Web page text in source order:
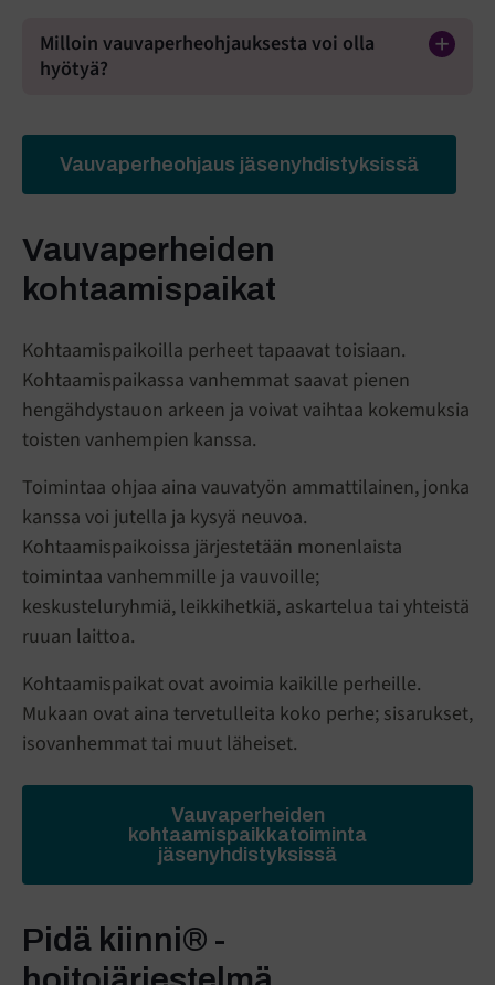
Milloin vauvaperheohjauksesta voi olla
hyötyä?
Vauvaperheohjaus jäsenyhdistyksissä
Vauvaperheiden
kohtaamispaikat
Kohtaamispaikoilla perheet tapaavat toisiaan.
Kohtaamispaikassa vanhemmat saavat pienen
hengähdystauon arkeen ja voivat vaihtaa kokemuksia
toisten vanhempien kanssa.
Toimintaa ohjaa aina vauvatyön ammattilainen, jonka
kanssa voi jutella ja kysyä neuvoa.
Kohtaamispaikoissa järjestetään monenlaista
toimintaa vanhemmille ja vauvoille;
keskusteluryhmiä, leikkihetkiä, askartelua tai yhteistä
ruuan laittoa.
Kohtaamispaikat ovat avoimia kaikille perheille.
Mukaan ovat aina tervetulleita koko perhe; sisarukset,
isovanhemmat tai muut läheiset.
Vauvaperheiden
kohtaamispaikkatoiminta
jäsenyhdistyksissä
Pidä kiinni® -